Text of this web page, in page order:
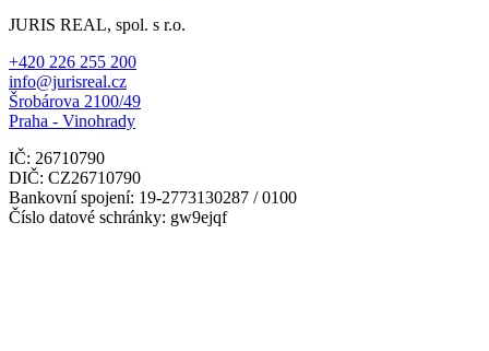
JURIS REAL, spol. s r.o.
+420 226 255 200
info@jurisreal.cz
Šrobárova 2100/49
Praha - Vinohrady
IČ: 26710790
DIČ: CZ26710790
Bankovní spojení: 19-2773130287 / 0100
Číslo datové schránky: gw9ejqf